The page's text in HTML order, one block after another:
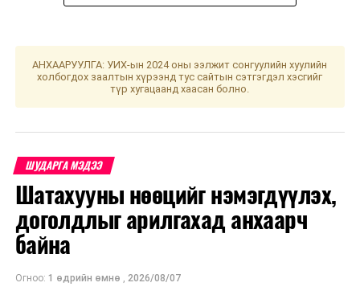
Хөтөлбөрийн хүрээнд хоёр улсын аялал жуулчлалын
АНХААРУУЛГА: УИХ-ын 2024 оны ээлжит сонгуулийн хуулийн
холбогдох заалтын хүрээнд тус сайтын сэтгэгдэл хэсгийг
түр хугацаанд хаасан болно.
ШУДАРГА МЭДЭЭ
Шатахууны нөөцийг нэмэгдүүлэх,
доголдлыг арилгахад анхаарч
байна
Огноо: 1 өдрийн өмнө , 2026/08/07